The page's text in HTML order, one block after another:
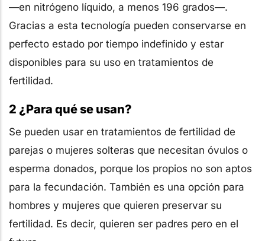
—en nitrógeno líquido, a menos 196 grados—.
Gracias a esta tecnología pueden conservarse en
perfecto estado por tiempo indefinido y estar
disponibles para su uso en tratamientos de
fertilidad.
2 ¿Para qué se usan?
Se pueden usar en tratamientos de fertilidad de
parejas o mujeres solteras que necesitan óvulos o
esperma donados, porque los propios no son aptos
para la fecundación. También es una opción para
hombres y mujeres que quieren preservar su
fertilidad. Es decir, quieren ser padres pero en el